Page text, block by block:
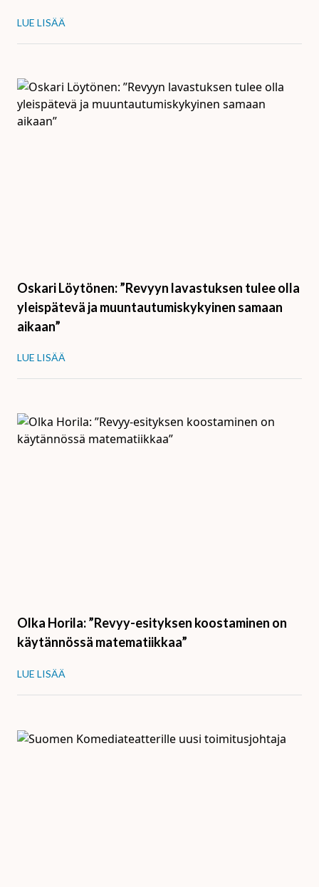
LUE LISÄÄ
Oskari Löytönen: ”Revyyn lavastuksen tulee olla
yleispätevä ja muuntautumiskykyinen samaan
aikaan”
LUE LISÄÄ
Olka Horila: ”Revyy-esityksen koostaminen on
käytännössä matematiikkaa”
LUE LISÄÄ